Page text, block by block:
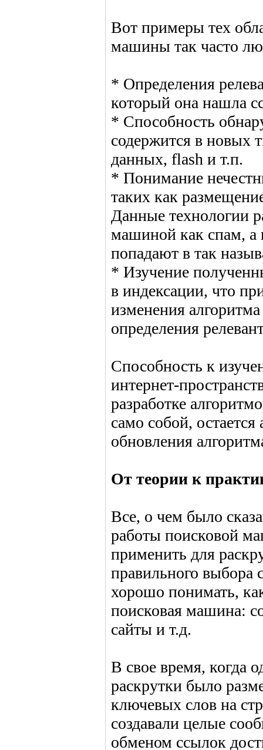
Вот примеры тех
машины так часто
* Определения
который она нашла
* Способность
содержится в новых
данных, flash и т.п.
* Понимание
таких как
Данные технологии
машиной как спам, а
попадают в так
* Изучение
в индексации, что
изменения
определения
Способность к
интернет-
разработке
само собой,
обновления
От теории к
Все, о чем было
работы поисковой
применить для
правильного выбора
хорошо понимать,
поисковая машина:
сайты и т.д.
В свое время, когда
раскрутки было
ключевых слов на
создавали целые
обменом ссылок